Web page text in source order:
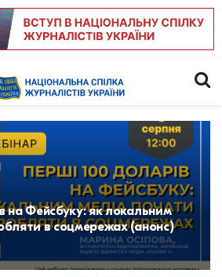
на Фейсбуку: як локальним
в соцмережах (анонс)